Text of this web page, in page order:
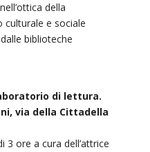
della
culturale e sociale
biblioteche
di lettura.
via della Cittadella
3 ore a cura dell’attrice